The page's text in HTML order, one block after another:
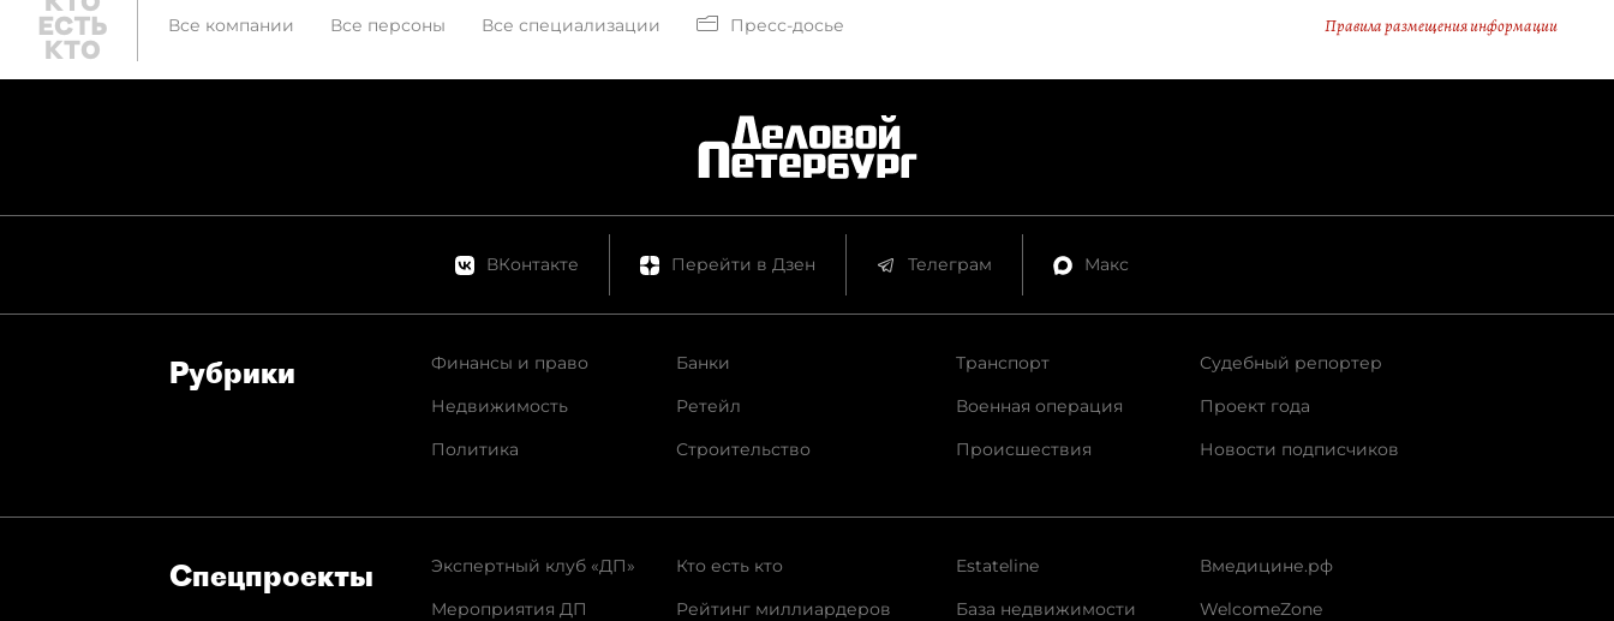
Все компании Все персоны Все специализации Пресс-досье Правила размещения информации
ВКонтакте Перейти в Дзен Телеграм Макс
Рубрики
Финансы и право
Недвижимость
Политика
Банки
Ретейл
Строительство
Транспорт
Военная операция
Происшествия
Судебный репортер
Проект года
Новости подписчиков
Спец­проекты
Экспертный клуб «ДП»
Мероприятия ДП
Кто есть кто
Рейтинг миллиардеров
Estateline
База недвижимости
Вмедицине.рф
WelcomeZone